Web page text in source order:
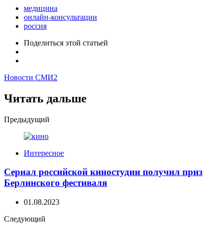
медицина
онлайн-консультации
россия
Поделиться этой статьей
Новости СМИ2
Читать дальше
Post
navigation
Предыдущий
Интересное
Сериал российской киностудии получил приз
Берлинского фестиваля
01.08.2023
Следующий